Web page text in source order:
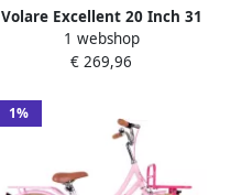
Volare Excellent 20 Inch 31
5 cm Meisjes Terugtraprem
Zwart
1 webshop
€ 269,96
1%